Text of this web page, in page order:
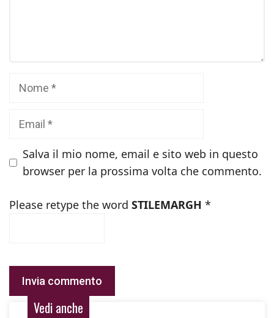
Salva il mio nome, email e sito web in questo
browser per la prossima volta che commento.
Please retype the word STILEMARGH *
Vedi anche